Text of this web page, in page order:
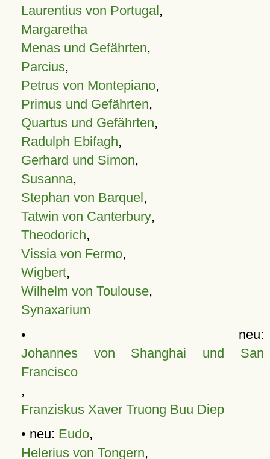
Laurentius von Portugal,
Margaretha
Menas und Gefährten,
Parcius,
Petrus von Montepiano,
Primus und Gefährten,
Quartus und Gefährten,
Radulph Ebifagh,
Gerhard und Simon,
Susanna,
Stephan von Barquel,
Tatwin von Canterbury,
Theodorich,
Vissia von Fermo,
Wigbert,
Wilhelm von Toulouse,
Synaxarium
• neu:
Johannes von Shanghai und San
Francisco
,
Franziskus Xaver Truong Buu Diep
• neu: Eudo,
Helerius von Tongern,